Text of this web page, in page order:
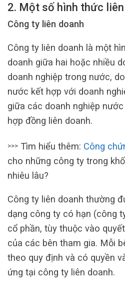
2. Một số hình thức
Công ty liên doanh
Công ty liên doanh là một
doanh giữa hai hoặc nhiều
doanh nghiệp trong nước,
nước kết hợp với doanh
giữa các doanh nghiệp
hợp đồng liên doanh.
>>> Tìm hiểu thêm: Công
cho những công ty trong
nhiêu lâu?
Công ty liên doanh thường
dạng công ty có hạn (công
cổ phần, tùy thuộc vào
của các bên tham gia. Mỗi
theo quy định và có quyền
ứng tại công ty liên doanh.